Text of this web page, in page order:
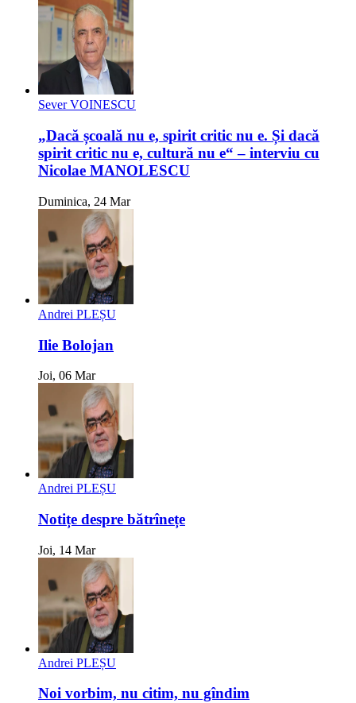
Sever VOINESCU
„Dacă școală nu e, spirit critic nu e. Și dacă
spirit critic nu e, cultură nu e“ – interviu cu
Nicolae MANOLESCU
Duminica, 24 Mar
Andrei PLEȘU
Ilie Bolojan
Joi, 06 Mar
Andrei PLEȘU
Notițe despre bătrînețe
Joi, 14 Mar
Andrei PLEȘU
Noi vorbim, nu citim, nu gîndim